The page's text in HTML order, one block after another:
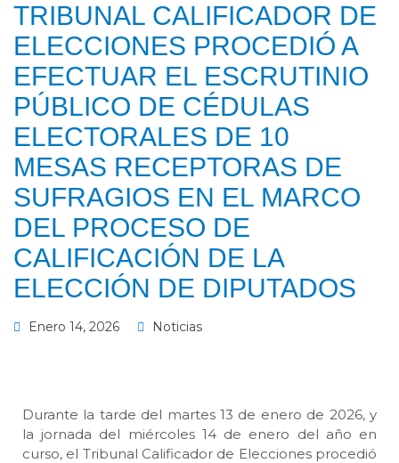
TRIBUNAL CALIFICADOR DE
ELECCIONES PROCEDIÓ A
EFECTUAR EL ESCRUTINIO
PÚBLICO DE CÉDULAS
ELECTORALES DE 10
MESAS RECEPTORAS DE
SUFRAGIOS EN EL MARCO
DEL PROCESO DE
CALIFICACIÓN DE LA
ELECCIÓN DE DIPUTADOS
Enero 14, 2026 Noticias
Durante la tarde del martes 13 de enero de 2026, y
la jornada del miércoles 14 de enero del año en
curso, el Tribunal Calificador de Elecciones procedió